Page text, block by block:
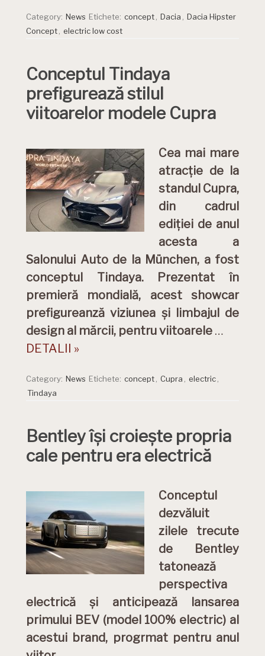
Category: News Etichete: concept, Dacia , Dacia Hipster
Concept, electric low cost
Conceptul Tindaya
prefigurează stilul
viitoarelor modele Cupra
Cea mai mare
atracție de la
standul Cupra,
din cadrul
ediției de anul
acesta a
Salonului Auto de la München, a fost
conceptul Tindaya. Prezentat în
premieră mondială, acest showcar
prefigureanză viziunea și limbajul de
design al mărcii, pentru viitoarele …
DETALII »
Category: News Etichete: concept, Cupra , electric,
Tindaya
Bentley își croiește propria
cale pentru era electrică
Conceptul
dezvăluit
zilele trecute
de Bentley
tatonează
perspectiva
electrică și anticipează lansarea
primului BEV (model 100% electric) al
acestui brand, progrmat pentru anul